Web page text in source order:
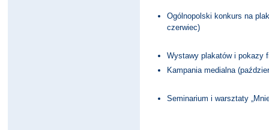
Ogólnopolski konkurs na
czerwiec)
Wystawy plakatów i pokazy
Kampania medialna
Seminarium i warsztaty